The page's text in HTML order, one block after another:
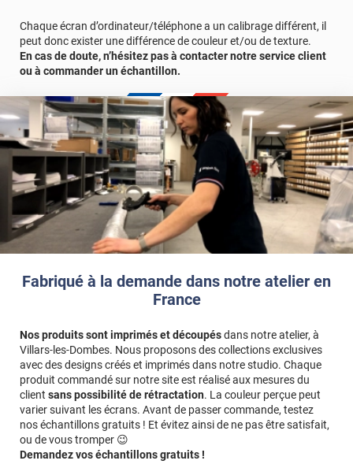
Fabriqué à la demande dans notre atelier en
France
Nos produits sont imprimés et découpésdans notre atelier, à
Villars-les-Dombes. Nous proposons des collections exclusives
avec des designs créés et imprimés dans notre studio. Chaque
produit commandé sur notre site est réalisé aux mesures du
client sans possibilité de rétractation. La couleur perçue peut
varier suivant les écrans. Avant de passer commande, testez
nos échantillons gratuits ! Et évitez ainsi de ne pas être satisfait,
ou de vous tromper 😉
Demandez vos échantillons gratuits !
d'échantillons gratuite.
Chaque écran d’ordinateur/téléphone a un calibrage différent, il
peut donc exister une différence de couleur et/ou de texture.
En cas de doute, n’hésitez pas à contacter notre service client
ou à commander un échantillon.